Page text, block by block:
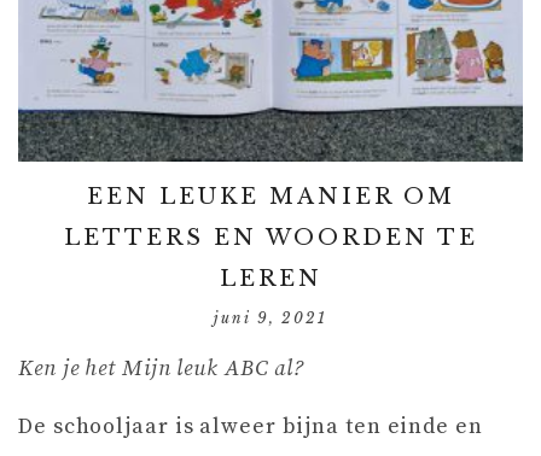
EEN LEUKE MANIER OM
LETTERS EN WOORDEN TE
LEREN
juni 9, 2021
Ken je het Mijn leuk ABC al?
De schooljaar is alweer bijna ten einde en